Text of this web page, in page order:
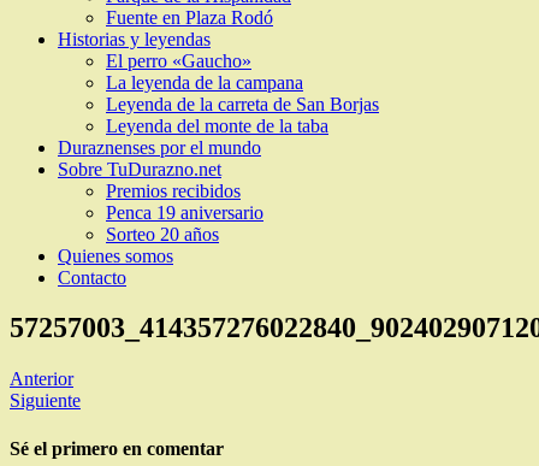
Fuente en Plaza Rodó
Historias y leyendas
El perro «Gaucho»
La leyenda de la campana
Leyenda de la carreta de San Borjas
Leyenda del monte de la taba
Duraznenses por el mundo
Sobre TuDurazno.net
Premios recibidos
Penca 19 aniversario
Sorteo 20 años
Quienes somos
Contacto
Anterior
Siguiente
Sé el primero en comentar